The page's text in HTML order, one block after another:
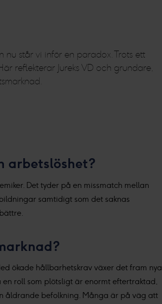
nu står vi inför en paradox. Trots ett
reflekterar Jureks VD och grundare,
arbetslöshet?
Det tyder på en missmatch mellan
samtidigt som det saknas
ökade hållbarhetskrav växer det fram nya
roll som plötsligt är enormt eftertraktad,
åldrande befolkning. Många är på väg att